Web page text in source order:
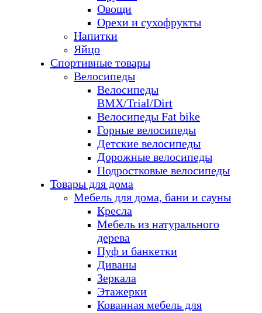
Овощи
Орехи и сухофрукты
Напитки
Яйцо
Спортивные товары
Велосипеды
Велосипеды
BMX/Trial/Dirt
Велосипеды Fat bike
Горные велосипеды
Детские велосипеды
Дорожные велосипеды
Подростковые велосипеды
Товары для дома
Мебель для дома, бани и сауны
Кресла
Мебель из натурального
дерева
Пуф и банкетки
Диваны
Зеркала
Этажерки
Кованная мебель для